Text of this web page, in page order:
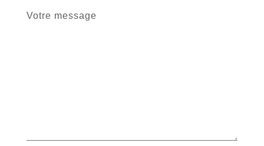
Votre message